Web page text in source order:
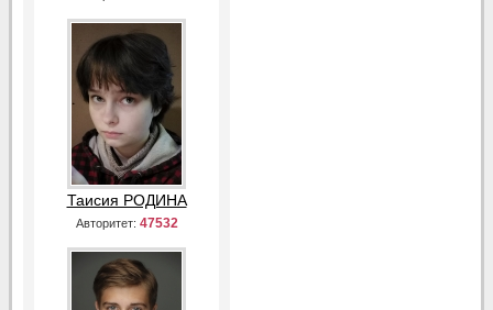
Таисия РОДИНА
Авторитет: 47532